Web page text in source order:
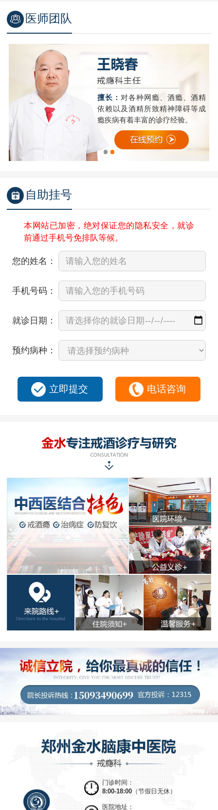
医师团队
擅长： 对各种网瘾、酒瘾、酒精
依赖以及酒精所致精神障碍等成
瘾疾病有着丰富的诊疗经验。
自助挂号
本网站已加密，绝对保证您的隐私安全，就诊
前通过手机号免排队等候。
您的姓名：
手机号码：
就诊日期：
预约病种：
立即提交 电话咨询
门诊时间：
8:00-18:00 （节假日无休）
医院地址：